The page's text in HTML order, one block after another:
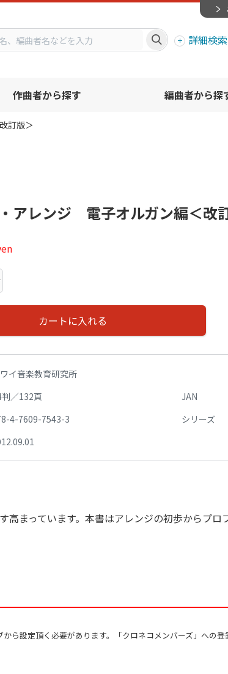
詳細検索
作曲者から探す 編曲者から探
訂版＞
アレンジ 電子オルガン編＜改
カートに入れる
イ音楽教育研究所
／132頁 JAN
4-7609-7543-3 シリーズ
まっています。本書はアレンジの初歩からプ
設定頂く必要があります。「クロネコメンバーズ」への登